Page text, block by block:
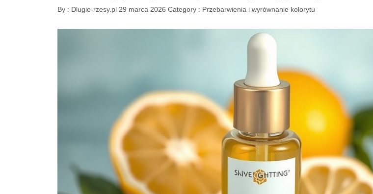
By : Dlugie-rzesy.pl 29 marca 2026 Category : Przebarwienia i wyrównanie kolorytu